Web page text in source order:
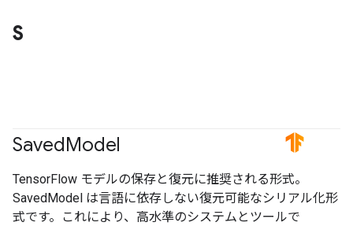
S
SavedModel #TensorFlow
TensorFlow モデルの保存と復元に推奨される形式。
SavedModel は言語に依存しない復元可能なシリアル化形
式です。これにより、高水準のシステムとツールで